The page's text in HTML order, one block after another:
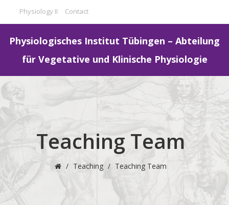
Physiology II Contact
Physiologisches Institut Tübingen – Abteilung
für Vegetative und Klinische Physiologie
Teaching Team
/ Teaching / Teaching Team